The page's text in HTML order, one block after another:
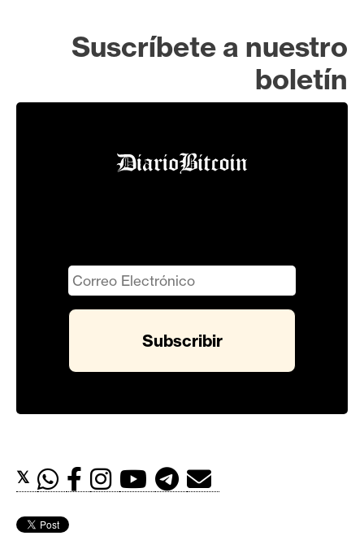
Suscríbete a nuestro
boletín
𝕏